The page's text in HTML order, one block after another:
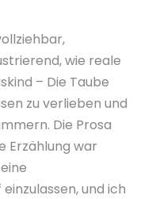
wie reale
– Die Taube
zu verlieben und
Die Prosa
Erzählung war
und ich